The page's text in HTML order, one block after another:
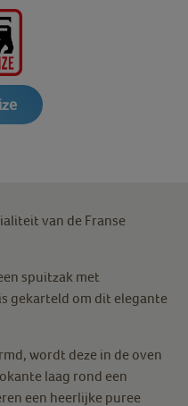
van de Franse
spuitzak met
gekarteld om dit elegante
wordt deze in de oven
laag rond een
een heerlijke puree